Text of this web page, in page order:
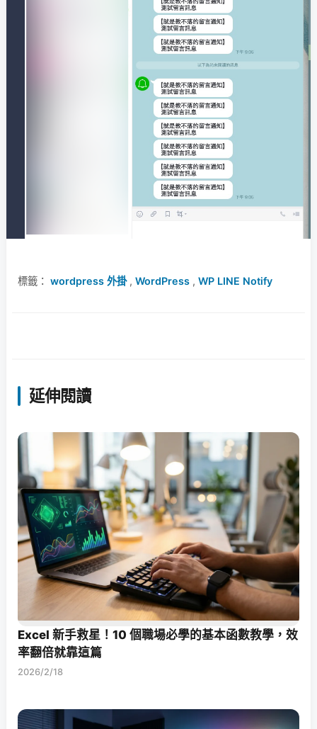
標籤： wordpress 外掛, WordPress , WP LINE Notify
延伸閱讀
Excel 新手救星！10 個職場必學的基本函數教學，效
率翻倍就靠這篇
2026/2/18